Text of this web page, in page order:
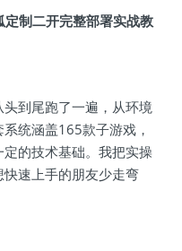
制二开完整部署实战教
到尾跑了一遍，从环境
统涵盖165款子游戏，
的技术基础。我把实操
速上手的朋友少走弯